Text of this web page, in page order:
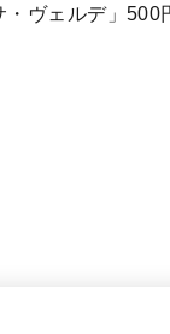
・ヴェルデ」500